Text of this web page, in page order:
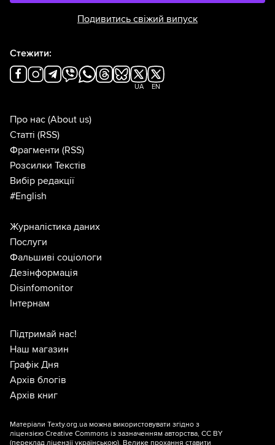
Подивитись свіжий випуск
Стежити:
UA EN
Про нас (About us)
Статті (RSS)
Фрагменти (RSS)
Розсилки Текстів
Вибір редакції
#English
Журналістика даних
Послуги
Фальшиві соціологи
Дезінформація
Disinfomonitor
Інтернам
Підтримай нас!
Наш магазин
Графік Дня
Архів блогів
Архів книг
Матеріали Texty.org.ua можна використовувати згідно з
ліцензією Creative Commons із зазначенням авторства, CC BY
(переклад ліцензії українською). Велике прохання ставити